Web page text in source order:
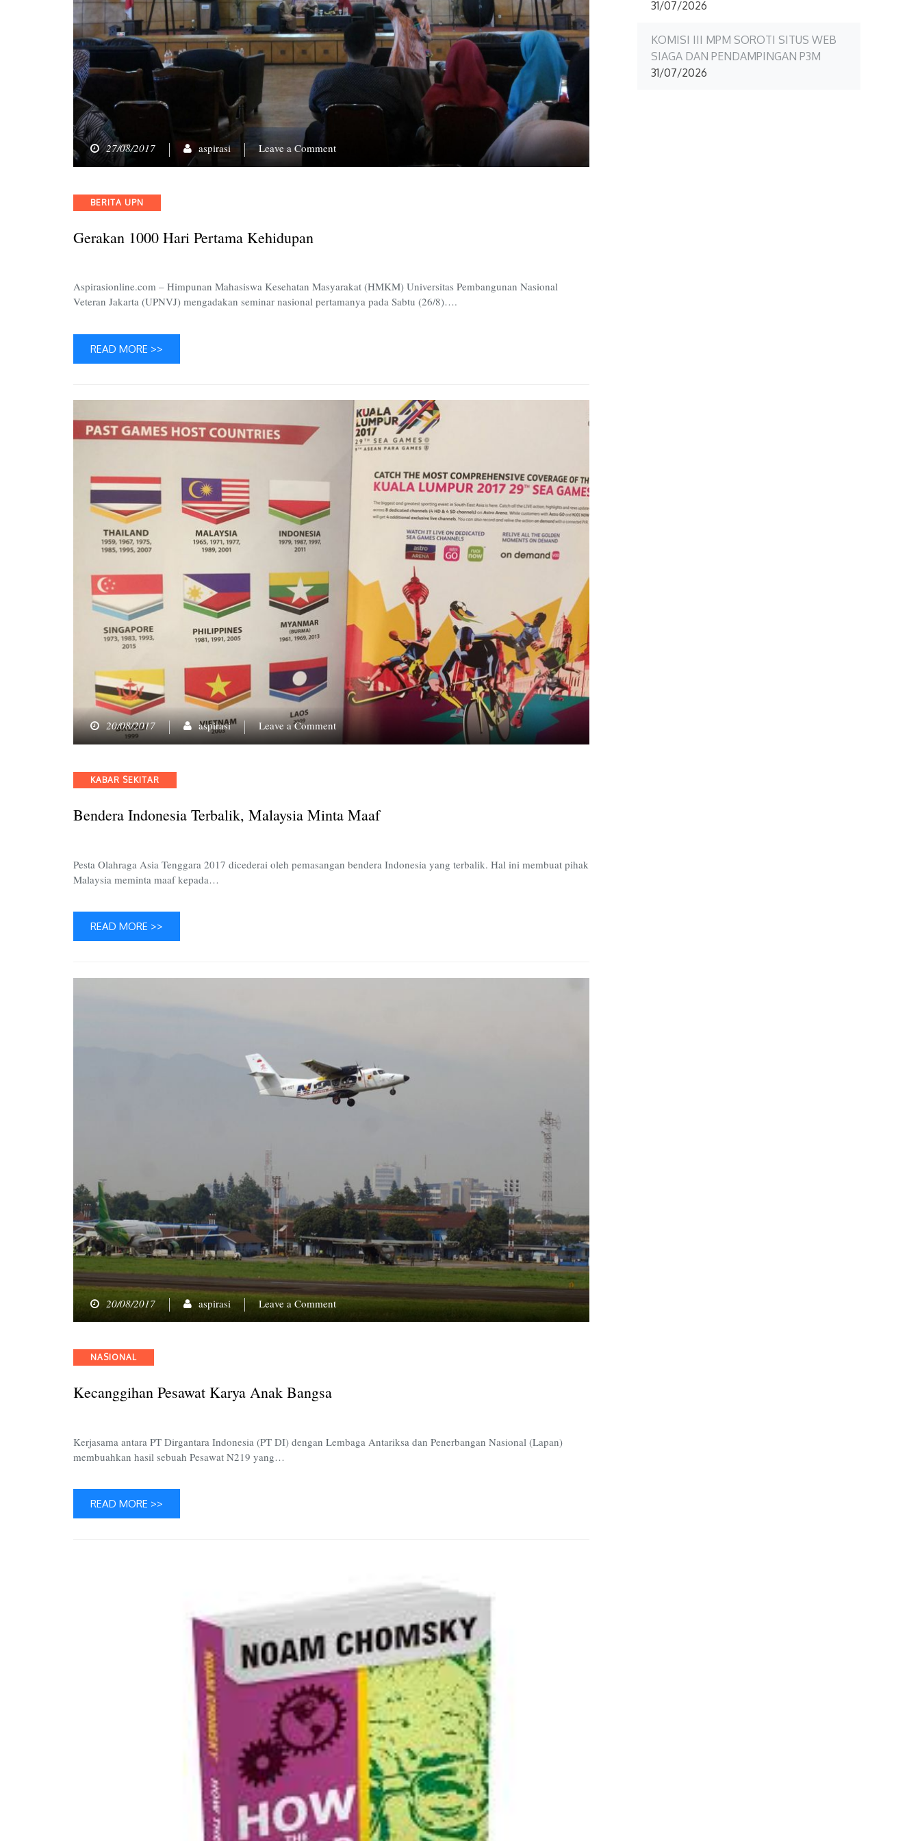
27/08/2017 aspirasi Leave a Commenton
Categories
BERITA UPN
Gerakan 1000 Hari Pertama Kehidupan
Aspirasionline.com – Himpunan Mahasiswa Kesehatan Masyarakat (HMKM) Universitas Pembangunan Nasional
Veteran Jakarta (UPNVJ) mengadakan seminar nasional pertamanya pada Sabtu (26/8)….
READ MORE >>
20/08/2017 aspirasi Leave a Commenton
Bendera
Maaf
Categories
KABAR SEKITAR
Bendera Indonesia Terbalik, Malaysia Minta Maaf
Pesta Olahraga Asia Tenggara 2017 dicederai oleh pemasangan bendera Indonesia yang terbalik. Hal ini membuat pihak
Malaysia meminta maaf kepada…
READ MORE >>
20/08/2017 aspirasi Leave a Commenton
Kecanggihan
Categories
NASIONAL
Kecanggihan Pesawat Karya Anak Bangsa
Kerjasama antara PT Dirgantara Indonesia (PT DI) dengan Lembaga Antariksa dan Penerbangan Nasional (Lapan)
membuahkan hasil sebuah Pesawat N219 yang…
READ MORE >>
31/07/2026
KOMISI III MPM SOROTI SITUS WEB
SIAGA DAN PENDAMPINGAN P3M
31/07/2026